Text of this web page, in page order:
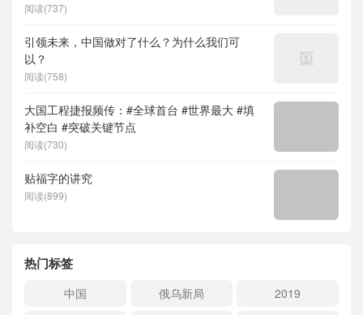
阅读(737)
引领未来，中国做对了什么？为什么我们可
以？
阅读(758)
大国工程捷报频传：#全球首台 #世界最大 #填
补空白 #突破关键节点
阅读(730)
贴福字的讲究
阅读(899)
热门标签
中国 俄乌新局
2019